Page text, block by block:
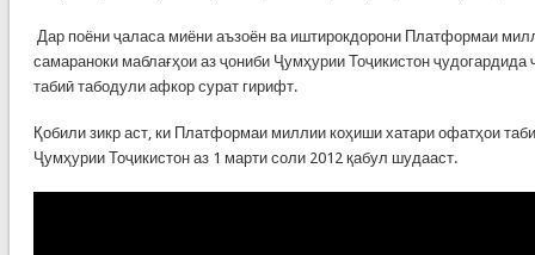
Дар поёни ҷаласа миёни аъзоён ва иштирокдорони Платформаи
самараноки маблағҳои аз ҷониби Ҷумҳурии Тоҷикистон
табиӣ табодули афкор сурат гирифт.
Қобили зикр аст, ки Платформаи миллии коҳиши хатари офатҳои
Ҷумҳурии Тоҷикистон аз 1 марти соли 2012 қабул шудааст.